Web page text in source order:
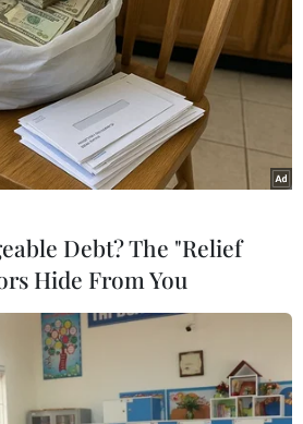
rút lực lượng các phe
Debt? The "Relief
Hide From You